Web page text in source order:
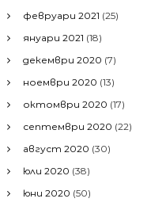
февруари 2021 (25)
януари 2021 (18)
декември 2020 (7)
ноември 2020 (13)
октомври 2020 (17)
септември 2020 (22)
август 2020 (30)
юли 2020 (38)
юни 2020 (50)